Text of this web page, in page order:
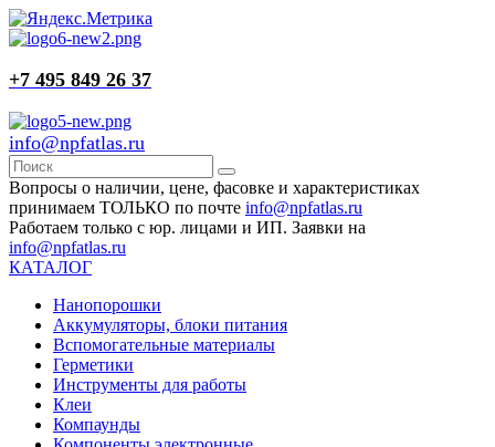
+7 495 849 26 37
info@npfatlas.ru
Вопросы о наличии, цене, фасовке и характеристиках
принимаем ТОЛЬКО по почте info@npfatlas.ru
Работаем только с юр. лицами и ИП. Заявки на
info@npfatlas.ru
КАТАЛОГ
Нанопорошки
Аккумуляторы, блоки питания
Вспомогательные материалы
Герметики
Инструменты для работы
Клеи
Компаунды